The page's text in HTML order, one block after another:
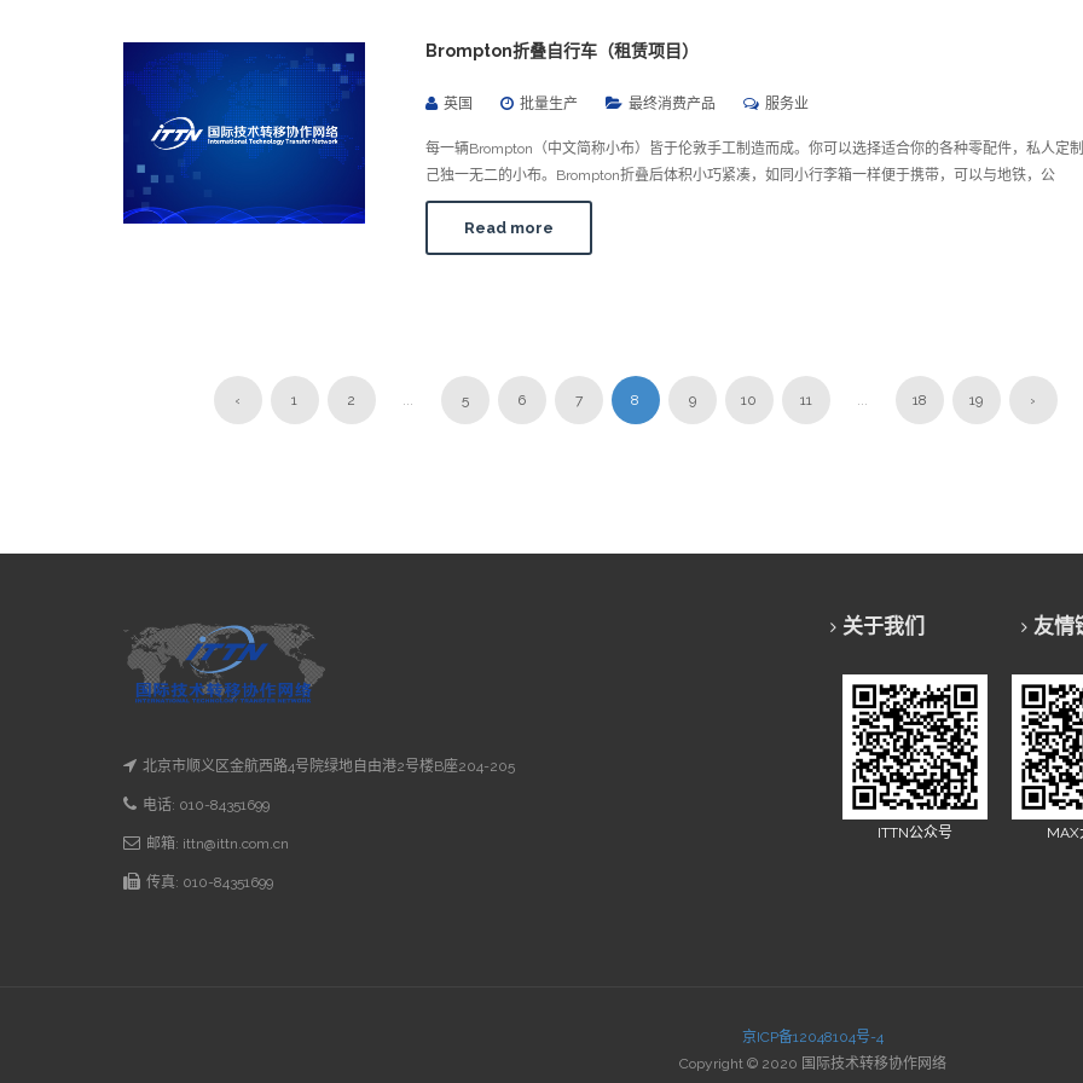
Brompton折叠自行车（租赁项目）
英国 批量生产 最终消费产品 服务业
每一辆Brompton（中文简称小布）皆于伦敦手工制造而成。你可以选择适合你的各种零配件，私人定
己独一无二的小布。Brompton折叠后体积小巧紧凑，如同小行李箱一样便于携带，可以与地铁，公
Read more
‹ 1 2 ... 5 6 7 8 9 10 11 ... 18 19 ›
北京市顺义区金航西路4号院绿地自由港2号楼B座204-205
电话: 010-84351699
邮箱: ittn@ittn.com.cn
传真: 010-84351699
关于我们 友情
ITTN公众号 MAX
京ICP备12048104号-4
Copyright © 2020 国际技术转移协作网络